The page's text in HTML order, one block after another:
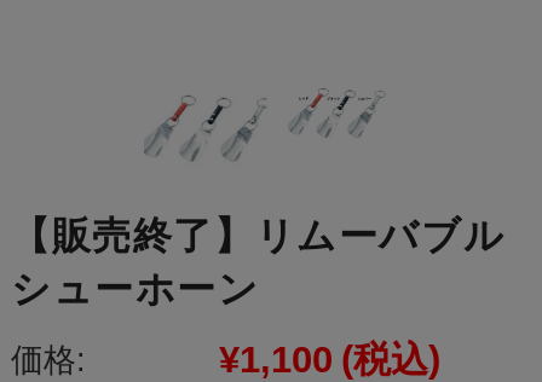
【販売終了】リムーバブル
シューホーン
価格: ¥1,100 (税込)